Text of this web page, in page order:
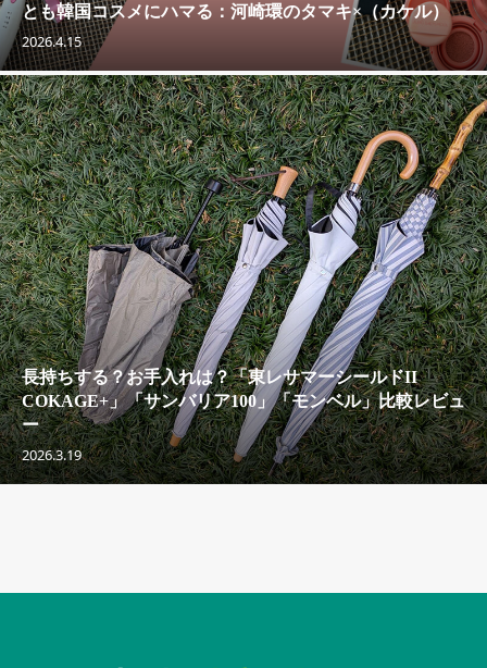
とも韓国コスメにハマる：河崎環のタマキ×（カケル）
2026.4.15
長持ちする？お手入れは？「東レサマーシールドII
COKAGE+」「サンバリア100」「モンベル」比較レビュ
ー
2026.3.19
セキュリティキャンペーンでのバナー